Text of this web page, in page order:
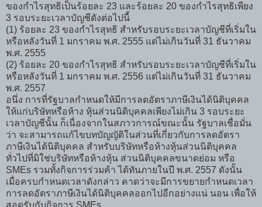
ของกำไรสุทธิเป็นร้อยละ 23 และร้อยละ 20 ของกำไรสุทธิเพียง
3 รอบระยะเวลาบัญชีดังต่อไปนี้
(1) ร้อยละ 23 ของกำไรสุทธิ สำหรับรอบระยะเวลาบัญชีที่เริ่มใน
หรือหลังวันที่ 1 มกราคม พ.ศ. 2555 แต่ไม่เกินวันที่ 31 ธันวาคม
พ.ศ. 2555
(2) ร้อยละ 20 ของกำไรสุทธิ สำหรับรอบระยะเวลาบัญชีที่เริ่มใน
หรือหลังวันที่ 1 มกราคม พ.ศ. 2556 แต่ไม่เกินวันที่ 31 ธันวาคม
พ.ศ. 2557
อนึ่ง การที่รัฐบาลกำหนดให้มีการลดอัตราภาษีเงินได้นิติบุคคล
ให้แก่บริษัทหรือห้าง หุ้นส่วนนิติบุคคลเพียงไม่เกิน 3 รอบระยะ
เวลาบัญชีนั้น ก็เนื่องจากในสภาวการณ์ขณะนั้น รัฐบาลเชื่อมั่น
ว่า จะสามารถแก้ไขบทบัญญัติในส่วนที่เกี่ยวกับการลดอัตรา
ภาษีเงินได้นิติบุคคล สำหรับบริษัทหรือห้างหุ้นส่วนนิติบุคคล
ทั่วไปที่มิใช่บริษัทหรือห้างหุ้น ส่วนนิติบุคคลขนาดย่อม หรือ
SMEs รวมทั้งกิจการร่วมค้า ได้ทันภายในปี พ.ศ. 2557 ดังนั้น
เมื่อครบกำหนดเวลาดังกล่าว คาดว่าจะมีการขยายกำหนดเวลา
การลดอัตราภาษีเงินได้นิติบุคคลออกไปอีกอย่างแน่ นอน เพื่อให้
สอดรับกับกิจการ SMEs